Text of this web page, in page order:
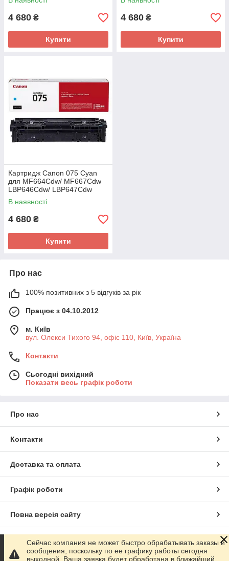
4 680 ₴
Купити
4 680 ₴
Купити
Картридж Canon 075 Cyan
для MF664Cdw/ MF667Cdw
LBP646Cdw/ LBP647Cdw
(6364C002AA)
В наявності
4 680 ₴
Купити
Про нас
100% позитивних з 5 відгуків за рік
Працює з 04.10.2012
м. Київ
вул. Олекси Тихого 94, офіс 110, Київ, Україна
Контакти
Сьогодні вихідний
Показати весь графік роботи
Про нас
Контакти
Доставка та оплата
Графік роботи
Повна версія сайту
Сайт створено на маркетплейсі Prom.ua
Сейчас компания не может быстро обрабатывать заказы и
сообщения, поскольку по ее графику работы сегодня
выходной. Ваша заявка будет обработана в ближайший